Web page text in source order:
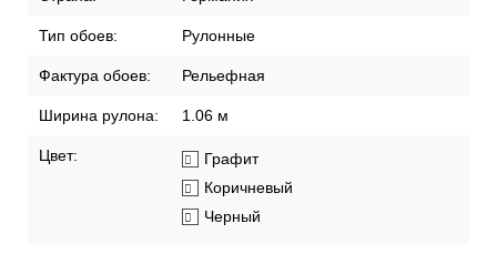
Тип обоев: Рулонные
Фактура обоев: Рельефная
Ширина рулона: 1.06 м
Цвет:
Графит
Коричневый
Черный